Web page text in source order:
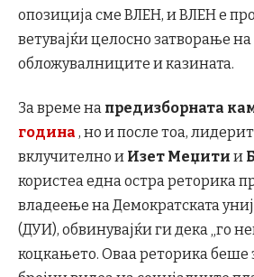
опозиција сме ВЛЕН, и ВЛЕН е
ветувајќи целосно затворање
обложувалниците и казината.
За време на предизборната
година , но и после тоа,
вклучително и Изет Меџити и
користеа една остра реторика
владеење на Демократската
(ДУИ), обвинувајќи ги дека „го
коцкањето. Оваа реторика беше